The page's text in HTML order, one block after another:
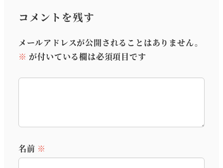
コメントを残す
メールアドレスが公開されることはありません。
※ が付いている欄は必須項目です
名前 ※